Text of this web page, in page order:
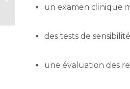
un examen clinique
des tests de
une évaluation des
symptômes, causes